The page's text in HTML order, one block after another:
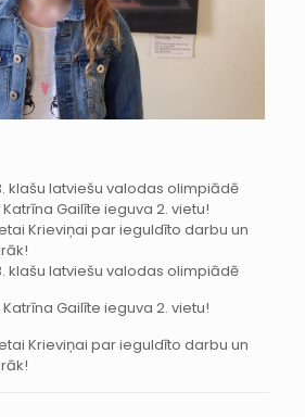
klašu latviešu valodas olimpiādē
Gailīte ieguva 2. vietu!
Krieviņai par ieguldīto darbu un
klašu latviešu valodas olimpiādē
Gailīte ieguva 2. vietu!
Krieviņai par ieguldīto darbu un